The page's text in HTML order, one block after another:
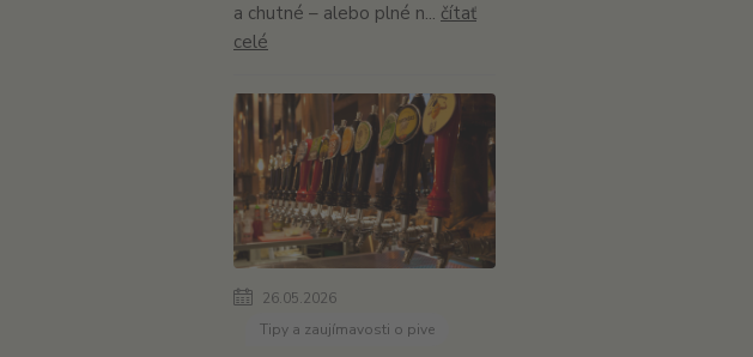
a chutné – alebo plné n... čítať
celé
26.05.2026
Tipy a zaujímavosti o pive